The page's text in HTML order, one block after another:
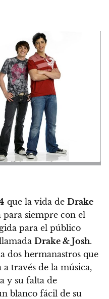
que la vida de Drake
para siempre con el
para el público
Drake & Josh.
dos hermanastros que
través de la música,
y su falta de
blanco fácil de su